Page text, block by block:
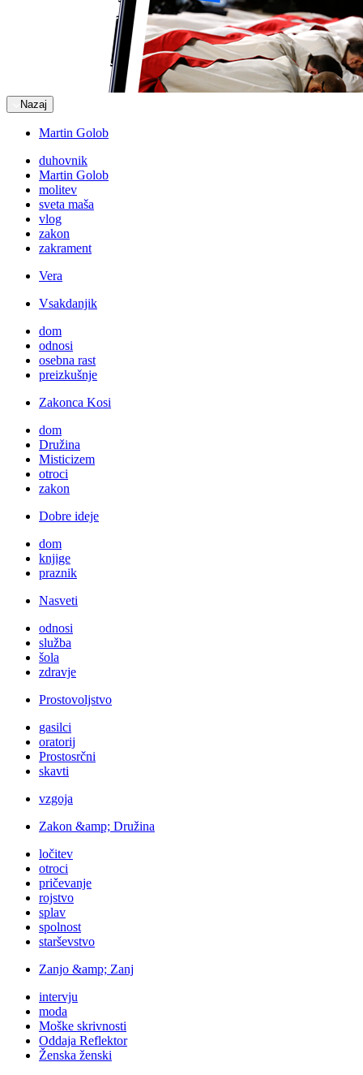
Nazaj
Martin Golob
duhovnik
Martin Golob
molitev
sveta maša
vlog
zakon
zakrament
Vera
Vsakdanjik
dom
odnosi
osebna rast
preizkušnje
Zakonca Kosi
dom
Družina
Misticizem
otroci
zakon
Dobre ideje
dom
knjige
praznik
Nasveti
odnosi
služba
šola
zdravje
Prostovoljstvo
gasilci
oratorij
Prostosrčni
skavti
vzgoja
Zakon &amp; Družina
ločitev
otroci
pričevanje
rojstvo
splav
spolnost
starševstvo
Zanjo &amp; Zanj
intervju
moda
Moške skrivnosti
Oddaja Reflektor
Ženska ženski